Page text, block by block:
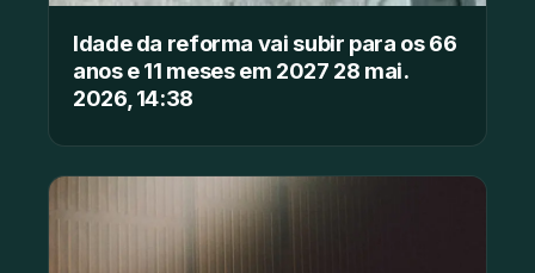
Idade da reforma vai subir para os 66
anos e 11 meses em 2027 28 mai.
2026, 14:38